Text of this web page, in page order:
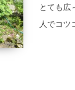
とても広
人でコツ